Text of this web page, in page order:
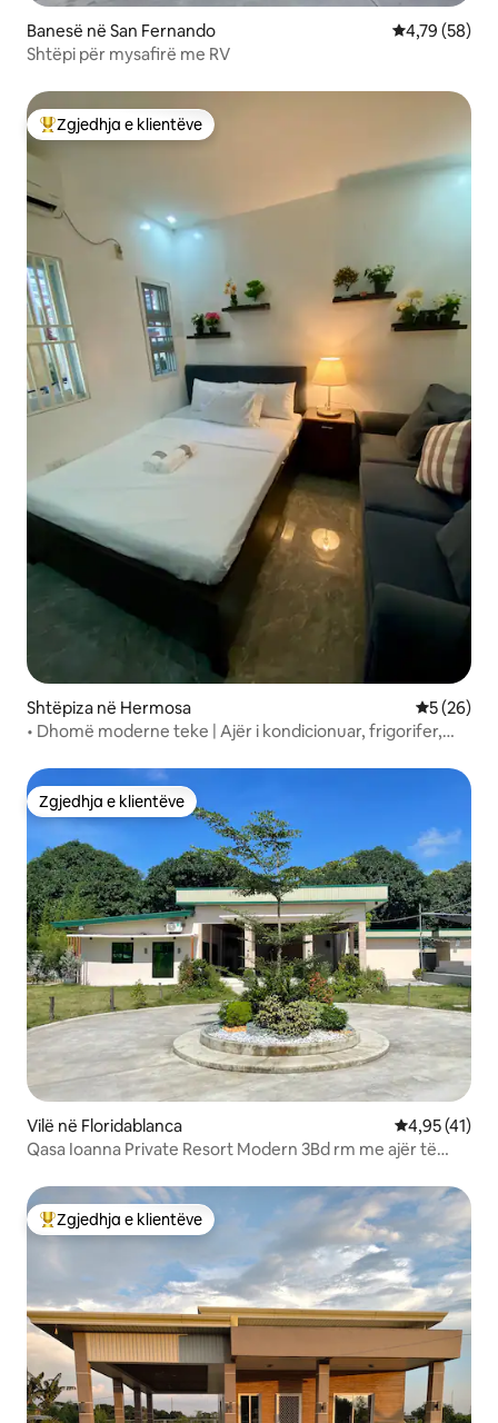
Banesë në San Fernando Vlerësimi
4,79 (58)
Shtëpi për mysafirë me RV
Më të mirat e zgjedhjeve të klientëve
Zgjedhja e klientëve
Shtëpiza në Hermosa Vlerësimi
5 (26)
• Dhomë moderne teke | Ajër i kondicionuar, frigorifer,
Zgjedhja e klientëve
Zgjedhja e klientëve
Vilë në Floridablanca Vlerësimi
4,95 (41)
Qasa Ioanna Private Resort Modern 3Bd rm me ajër të
Më të mirat e zgjedhjeve të klientëve
Zgjedhja e klientëve